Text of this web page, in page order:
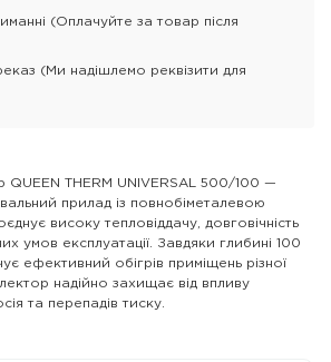
(Оплачуйте за товар після
(Ми надішлемо реквізити для
QUEEN THERM UNIVERSAL 500/100 —
прилад із повнобіметалевою
високу тепловіддачу, довговічність
умов експлуатації. Завдяки глибині 100
ефективний обігрів приміщень різної
надійно захищає від впливу
та перепадів тиску.